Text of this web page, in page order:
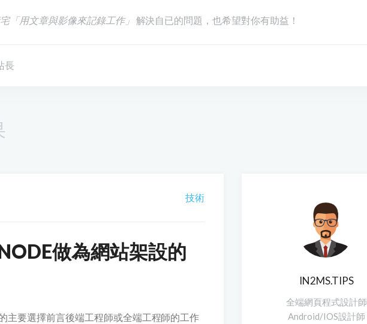
「用文章與影像來記錄工作」 解決自已的問題，也希望對你有助益！
長
技術
做為網站架設的
主要選擇前言後端工程師或全端工程師的工作
IN2MS.TIPS
全端網頁程式設計師
Android/IOS設計師